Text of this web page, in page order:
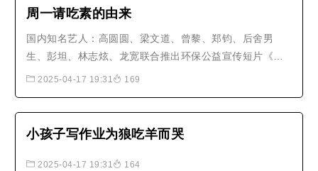
那些没有发言权的众生。..
周一请吃素的由来
国内知名艺人：高圆圆、梁文道、曾黎、郑钧、后舍男
生、彭坦、林志炫、龙宽联合推出环保公益宣传短片《周
一请吃素》【周一请吃素】 Meat-free Monday是联合国
少资源的消耗。生产一公斤的牛肉必..
2025-04-17 19:31 169
小孩子写作业为狼吃羊而哭
2025-04-17 19:31 164